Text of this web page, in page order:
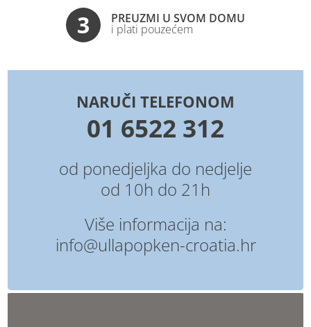
3 PREUZMI U SVOM DOMU
i plati pouzećem
NARUČI TELEFONOM
01 6522 312
od ponedjeljka do nedjelje
od 10h do 21h
Više informacija na:
info@ullapopken-croatia.hr